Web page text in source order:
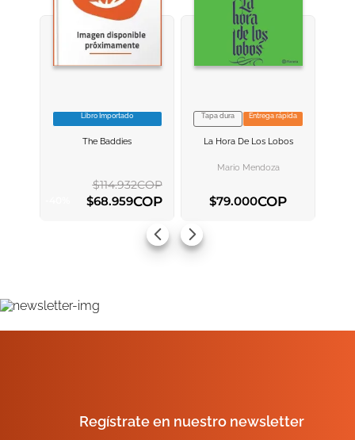
VER INFORMACION
Libro Importado
The Baddies
$114.932COP
$68.959COP
VER INFORMACION
Tapa dura Entrega rápida
La Hora De Los Lobos
Mario Mendoza
$79.000COP
Regístrate en nuestro newsletter